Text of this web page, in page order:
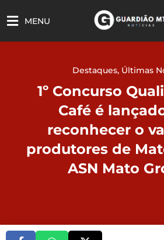
para
MENU
Destaques, Últimas
1º Concurso
Café é
reconhecer o
produtores de
ASN Mato